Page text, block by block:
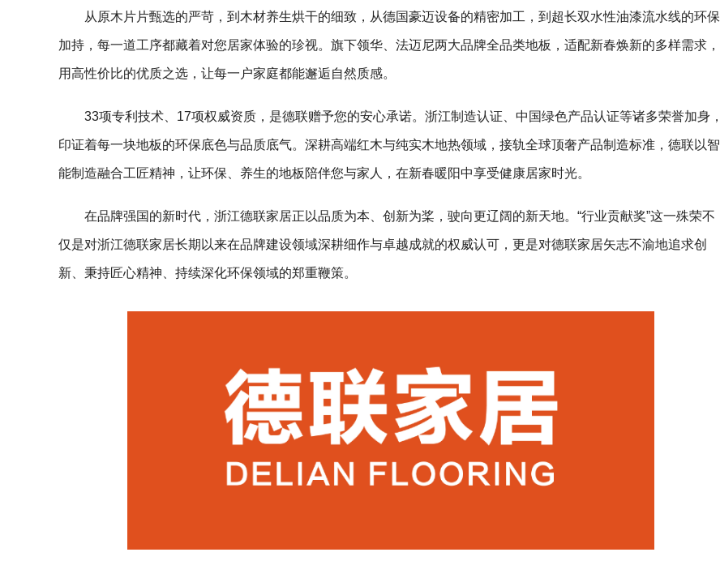
从原木片片甄选的严苛，到木材养生烘干的细致，从德国豪迈设备的精密加工，到超长双水性油漆流水线的环保
加持，每一道工序都藏着对您居家体验的珍视。旗下领华、法迈尼两大品牌全品类地板，适配新春焕新的多样需求，
用高性价比的优质之选，让每一户家庭都能邂逅自然质感。
33项专利技术、17项权威资质，是德联赠予您的安心承诺。浙江制造认证、中国绿色产品认证等诸多荣誉加身，
印证着每一块地板的环保底色与品质底气。深耕高端红木与纯实木地热领域，接轨全球顶奢产品制造标准，德联以智
能制造融合工匠精神，让环保、养生的地板陪伴您与家人，在新春暖阳中享受健康居家时光。
在品牌强国的新时代，浙江德联家居正以品质为本、创新为桨，驶向更辽阔的新天地。“行业贡献奖”这一殊荣不
仅是对浙江德联家居长期以来在品牌建设领域深耕细作与卓越成就的权威认可，更是对德联家居矢志不渝地追求创
新、秉持匠心精神、持续深化环保领域的郑重鞭策。